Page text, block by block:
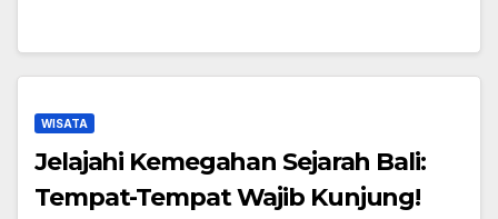
WISATA
Jelajahi Kemegahan Sejarah Bali:
Tempat-Tempat Wajib Kunjung!